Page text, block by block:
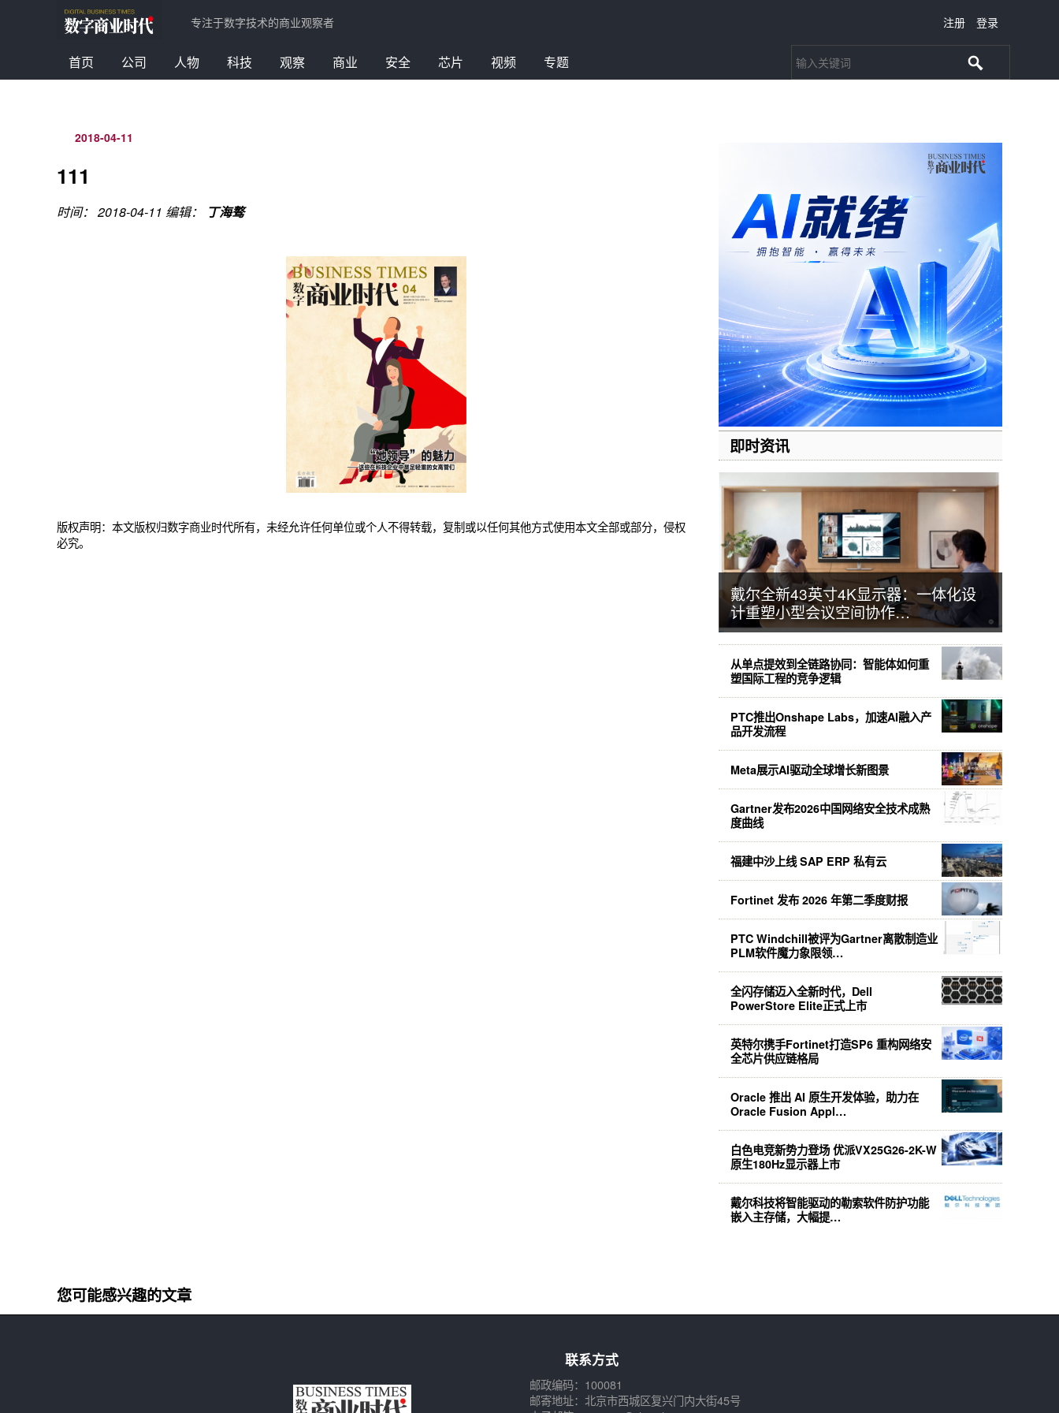
专注于数字技术的商业观察者 注册 登录
首页 公司 人物 科技 观察 商业 安全 芯片 视频 专题
2018-04-11
111
时间： 2018-04-11 编辑： 丁海骜
版权声明：本文版权归数字商业时代所有，未经允许任何单位或个人不得转载，复制或以任何其他方式使用本文全部或部分，侵权
必究。
即时资讯
戴尔全新43英寸4K显示器：一体化设
计重塑小型会议空间协作…
从单点提效到全链路协同：智能体如何重
塑国际工程的竞争逻辑
PTC推出Onshape Labs，加速AI融入产
品开发流程
Meta展示AI驱动全球增长新图景
Gartner发布2026中国网络安全技术成熟
度曲线
福建中沙上线 SAP ERP 私有云
Fortinet 发布 2026 年第二季度财报
PTC Windchill被评为Gartner离散制造业
PLM软件魔力象限领…
全闪存储迈入全新时代，Dell
PowerStore Elite正式上市
英特尔携手Fortinet打造SP6 重构网络安
全芯片供应链格局
Oracle 推出 AI 原生开发体验，助力在
Oracle Fusion Appl…
白色电竞新势力登场 优派VX25G26-2K-W
原生180Hz显示器上市
戴尔科技将智能驱动的勒索软件防护功能
嵌入主存储，大幅提…
您可能感兴趣的文章
联系方式
邮政编码：100081
邮寄地址：北京市西城区复兴门内大街45号